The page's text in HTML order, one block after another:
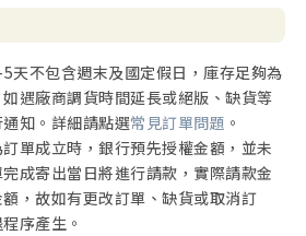
天不包含週末及國定假日，庫存足夠為
遇廠商調貨時間延長或絕版、缺貨等
知。詳細請點選常見訂單問題 。
單成立時，銀行預先授權金額，並未
成寄出當日將進行請款，實際請款金
，故如有更改訂單、缺貨或取消訂
序產生。